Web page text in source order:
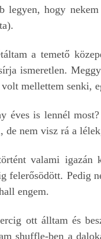
legyen, hogy
a temető
ismeretlen.
mellettem senki,
éves is lennél
de nem visz rá a
valami igazán
felerősödött. Pedig
engem.
ott álltam és
shuffle-ben a